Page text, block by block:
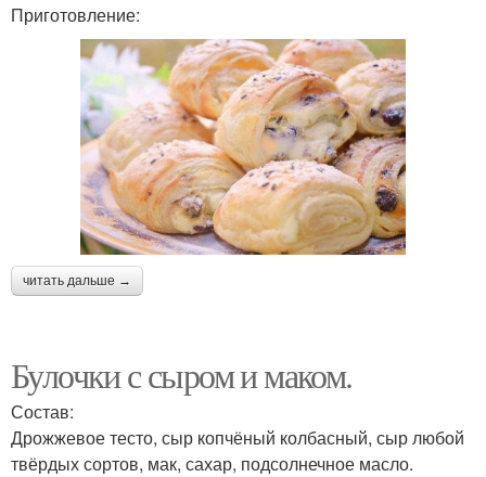
Приготовление:
читать дальше →
Булочки с сыром и маком.
Состав:
Дрожжевое тесто, сыр копчёный колбасный, сыр любой
твёрдых сортов, мак, сахар, подсолнечное масло.